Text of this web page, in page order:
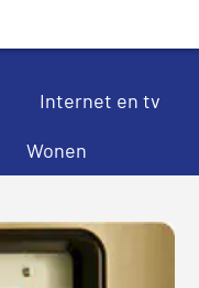
Internet en tv
Wonen